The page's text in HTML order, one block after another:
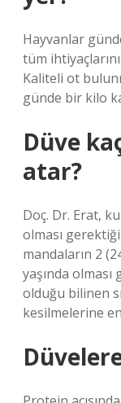
Hayvanlar
tüm
Kaliteli ot
günde bir kilo
Düve
atar?
Doç. Dr. Erat,
olması
mandaların 2
yaşında
olduğu bilinen
kesilmelerine